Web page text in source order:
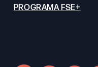
PROGRAMA FSE+